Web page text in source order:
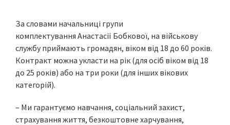
За словами начальниці групи
комплектування Анастасії Бобкової, на військову
службу приймають громадян, віком від 18 до 60 років.
Контракт можна укласти на рік (для осіб віком від 18
до 25 років) або на три роки (для інших вікових
категорій).
– Ми гарантуємо навчання, соціальний захист,
страхування життя, безкоштовне харчування,